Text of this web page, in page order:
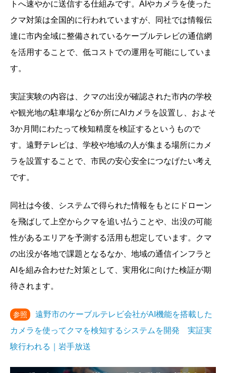
トへ速やかに送信する仕組みです。AIやカメラを使った
クマ対策は全国的に行われていますが、同社では情報伝
達に市内全域に整備されているケーブルテレビの通信網
を活用することで、低コストでの運用を可能にしていま
す。
実証実験の内容は、クマの出没が確認された市内の学校
や観光地の駐車場など6か所にAIカメラを設置し、およそ
3か月間にわたって検知精度を検証するというもので
す。遠野テレビは、学校や地域の人が集まる場所にカメ
ラを設置することで、市民の安心安全につなげたい考え
です。
同社は今後、システムで得られた情報をもとにドローン
を飛ばして上空からクマを追い払うことや、出没の可能
性があるエリアを予測する活用も想定しています。クマ
の出没が各地で課題となるなか、地域の通信インフラと
AIを組み合わせた対策として、実用化に向けた検証が期
待されます。
参照
遠野市のケーブルテレビ会社がAI機能を搭載した
カメラを使ってクマを検知するシステムを開発 実証実
験行われる｜岩手放送